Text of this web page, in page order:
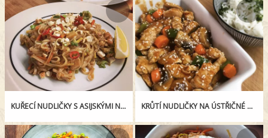
KUŘECÍ NUDLIČKY S ASIJSKÝMI NUDLEMI KRŮTÍ NUDLIČKY NA ÚSTŘIČNÉ OMÁČCE